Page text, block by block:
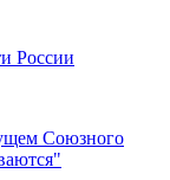
России
Союзного